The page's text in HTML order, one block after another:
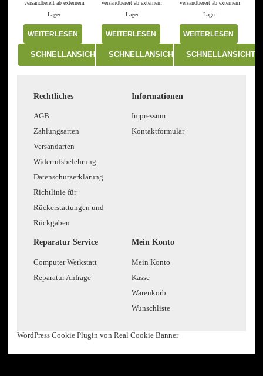
versandbereit ab externem
Lager
WEITERLESEN
SCHNELLANSICHT
versandbereit ab externem
Lager
WEITERLESEN
SCHNELLANSICHT
versandbereit ab externem
Lager
WEITERLESEN
SCHNELLANSICHT
Rechtliches
AGB
Zahlungsarten
Versandarten
Widerrufsbelehrung
Datenschutzerklärung
Richtlinie für
Rückerstattungen und
Rückgaben
Informationen
Impressum
Kontaktformular
Reparatur Service
Computer Werkstatt
Reparatur Anfrage
Mein Konto
Mein Konto
Kasse
Warenkorb
Wunschliste
WordPress Cookie Plugin von Real Cookie Banner